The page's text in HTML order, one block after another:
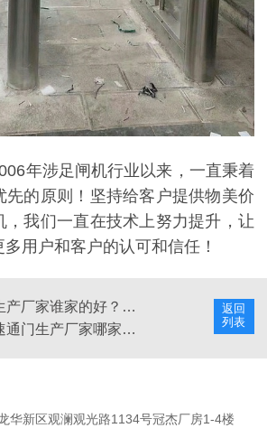
年涉足闸机行业以来，一直秉着
先的原则！坚持给客户提供物美价
，我们一直在技术上努力提升，让
用户和客户的认可和信任！
返回
列表
门禁闸机生产厂家谁家的好？哪个厂家更专业？
室外摆闸速通门生产厂家哪家好？
华新区观澜观光路1134号冠杰厂房1-4楼